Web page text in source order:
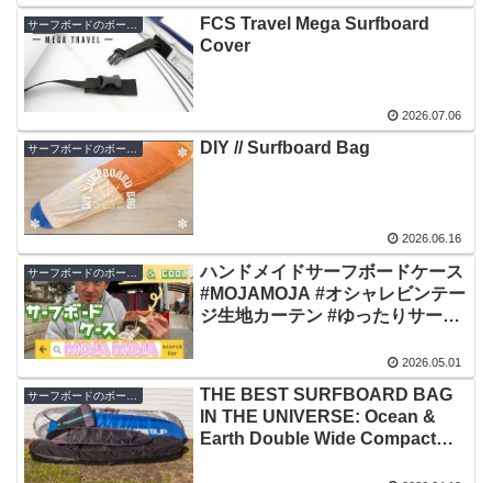
サーフボードのボードカバー
FCS Travel Mega Surfboard
Cover
2026.07.06
DIY // Surfboard Bag
2026.06.16
ハンドメイドサーフボードケース
#MOJAMOJA #オシャレビンテー
ジ生地カーテン #ゆったりサーフ
2026.05.01
サーフボードのボードカバー
THE BEST SURFBOARD BAG
IN THE UNIVERSE: Ocean &
Earth Double Wide Compact